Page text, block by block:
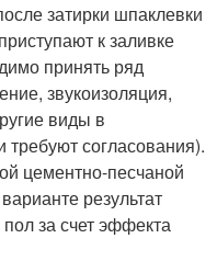
затирки шпаклевки
к заливке
принять ряд
звукоизоляция,
виды в
требуют согласования).
цементно-песчаной
результат
за счет эффекта